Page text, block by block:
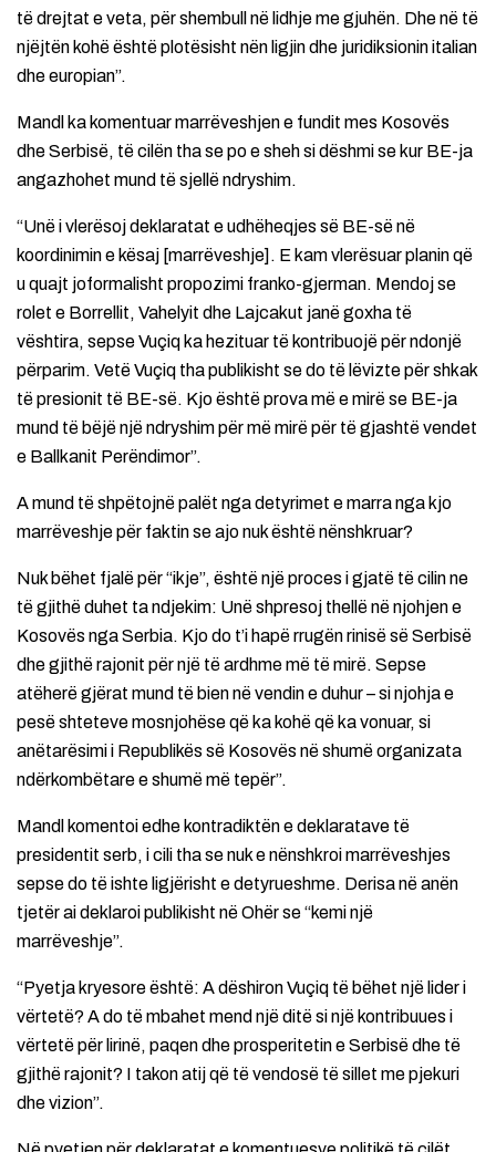
të drejtat e veta, për shembull në lidhje me gjuhën. Dhe në të
njëjtën kohë është plotësisht nën ligjin dhe juridiksionin italian
dhe europian”.
Mandl ka komentuar marrëveshjen e fundit mes Kosovës
dhe Serbisë, të cilën tha se po e sheh si dëshmi se kur BE-ja
angazhohet mund të sjellë ndryshim.
“Unë i vlerësoj deklaratat e udhëheqjes së BE-së në
koordinimin e kësaj [marrëveshje]. E kam vlerësuar planin që
u quajt joformalisht propozimi franko-gjerman. Mendoj se
rolet e Borrellit, Vahelyit dhe Lajcakut janë goxha të
vështira, sepse Vuçiq ka hezituar të kontribuojë për ndonjë
përparim. Vetë Vuçiq tha publikisht se do të lëvizte për shkak
të presionit të BE-së. Kjo është prova më e mirë se BE-ja
mund të bëjë një ndryshim për më mirë për të gjashtë vendet
e Ballkanit Perëndimor”.
A mund të shpëtojnë palët nga detyrimet e marra nga kjo
marrëveshje për faktin se ajo nuk është nënshkruar?
Nuk bëhet fjalë për “ikje”, është një proces i gjatë të cilin ne
të gjithë duhet ta ndjekim: Unë shpresoj thellë në njohjen e
Kosovës nga Serbia. Kjo do t’i hapë rrugën rinisë së Serbisë
dhe gjithë rajonit për një të ardhme më të mirë. Sepse
atëherë gjërat mund të bien në vendin e duhur – si njohja e
pesë shteteve mosnjohëse që ka kohë që ka vonuar, si
anëtarësimi i Republikës së Kosovës në shumë organizata
ndërkombëtare e shumë më tepër”.
Mandl komentoi edhe kontradiktën e deklaratave të
presidentit serb, i cili tha se nuk e nënshkroi marrëveshjes
sepse do të ishte ligjërisht e detyrueshme. Derisa në anën
tjetër ai deklaroi publikisht në Ohër se “kemi një
marrëveshje”.
“Pyetja kryesore është: A dëshiron Vuçiq të bëhet një lider i
vërtetë? A do të mbahet mend një ditë si një kontribuues i
vërtetë për lirinë, paqen dhe prosperitetin e Serbisë dhe të
gjithë rajonit? I takon atij që të vendosë të sillet me pjekuri
dhe vizion”.